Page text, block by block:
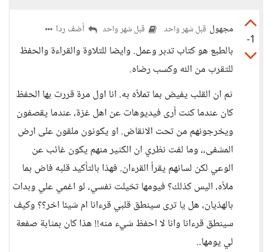
-1
مجهول قبل شهر واحد قبل شهر واحد أضف ردا
بالطبع هو كتاب تدبر وعمل. وايضا للتلاوة والقراءة والحفظ
للتقرب من الله وكسب رضاه.
ثم ان القلب يفيض بما تملأه به. انا اول مرة قررت بها الحفظ
كان عندما كنت أرى فيديوهات عن اهل غزة، عندما يقصفون
ويخرجونهم من تحت الانقاض. او يكونون ملقون على ارض
المشفى،، وما لفت نظري ان الكثير منهم يكون غائب عن
الوعي لكن لسانهم يقرأ القرءان. فهذا بالتأكيد قلبه فاض بما
ملأه، اليس كذلك؟ فيومها تخيلت نفسي، لو اغمي علي وبدات
بالهذيان، هل يا ترى سينطق قلبي قرءانا ام شيئا اخر؟؟ وكيف
سينطق قرءانا وانا لا احفظ شيء منه!! هذا كان بمثابة صفعة
لي يومها..